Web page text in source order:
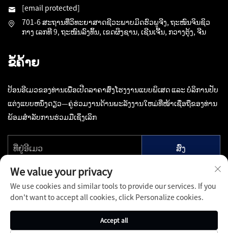
[email protected]
701-6 ສະຖານທີ່ວິທະຍາສາດຊີວະພາບມິດຮົວພູຈີງ, ຖະໜົນຈິນຊິວ
ກາງ ເລກທີ 9, ຖະໜົນລົງທິ້ນ, ເຂດຜິງຊານ, ເຊີນເຈີ້ນ, ກວາງຕຸ້ງ, ຈີນ
ຂໍ້ຄ້າຍ
ປ້ອນອີເມວຂອງທ່ານເພື່ອເປີດລາຄາສົ່ງໂຮງງານແບບພິເສດ ແລະ ບໍລິການປັບ
ແຕ່ງແບບຫນຶ່ງດຽວ—ຄູ່ຮ່ວມງານດ້ານພະລັງງານໃຫມ່ທີ່ໜ້າເຊື່ອຖືຂອງທ່ານ
ພ້ອມສຳລັບການຮ່ວມມືເຊິ່ງເລິກ
ສົ່ງ
ລິຂະສິດ © ເຊີນເຈີ້ນ ບໍລິສັດ ເຕັກໂນໂລຢີ ພິນຟາງ ຈູວງຟູ ຈຳກັດ. ສິດທັງໝົດ
ນະໂຍບາຍຄວາມເປັນສ່ວນຕົວ
We value your privacy
We use cookies and similar tools to provide our services. If you
don't want to accept all cookies, click Personalize cookies.
Accept all